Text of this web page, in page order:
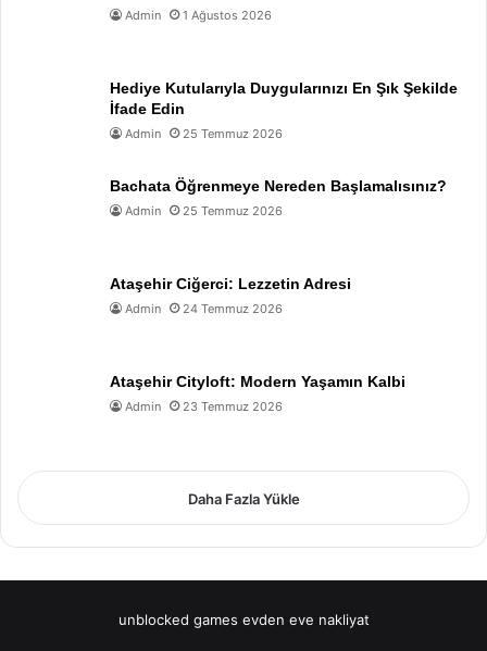
Admin 1 Ağustos 2026
Hediye Kutularıyla Duygularınızı En Şık Şekilde
İfade Edin
Admin 25 Temmuz 2026
Bachata Öğrenmeye Nereden Başlamalısınız?
Admin 25 Temmuz 2026
Ataşehir Ciğerci: Lezzetin Adresi
Admin 24 Temmuz 2026
Ataşehir Cityloft: Modern Yaşamın Kalbi
Admin 23 Temmuz 2026
Daha Fazla Yükle
unblocked games evden eve nakliyat